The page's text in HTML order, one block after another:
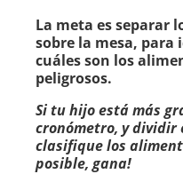
La meta es separar
sobre la mesa,
cuáles son los
peligrosos.
Si tu hijo está más
cronómetro, y dividir
clasifique los
posible, gana!